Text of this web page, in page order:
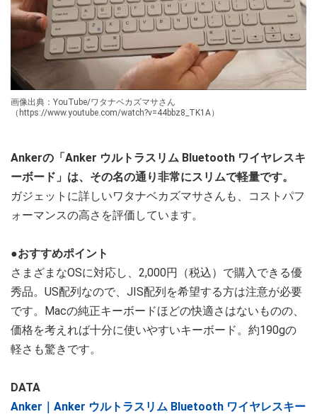
画像出典：YouTube/ワタナベカズマサさん
（https://www.youtube.com/watch?v=44bbz8_TK1A）
Ankerの「Anker ウルトラスリム Bluetooth ワイヤレスキ
ーボード」は、その名の通り非常にスリムで軽量です。
ガジェットに詳しいワタナベカズマサさんも、コストパフ
ォーマンスの高さを評価しています。
●おすすめポイント
さまざまなOSに対応し、2,000円（税込）で購入できる優
秀品。US配列なので、JIS配列を希望する方は注意が必要
です。Macの純正キーボードほどの快適さはないものの、
価格を考えれば十分に使いやすいキーボード。約190gの
軽さも驚きです。
DATA
Anker｜Anker ウルトラスリム Bluetooth ワイヤレスキー